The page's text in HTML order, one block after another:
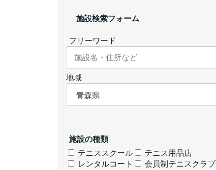
施設検索フォーム
フリーワード
地域
施設の種類
テニススクール
テニス用品店
レンタルコート
会員制テニスクラブ